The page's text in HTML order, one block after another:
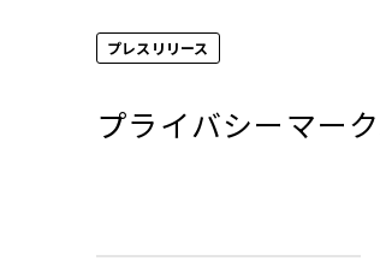
プレスリリース
プライバシーマー